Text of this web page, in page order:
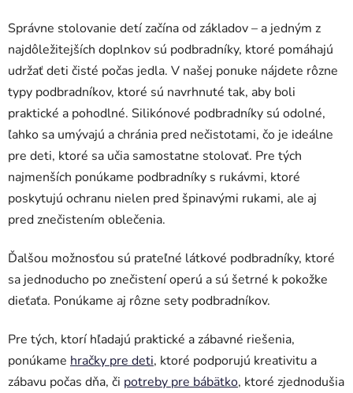
l
á
d
a
c
i
e
p
r
v
k
ý
p
i
s
Správne stolovanie detí začína od základov – a jedným z
najdôležitejších doplnkov sú podbradníky, ktoré pomáhajú
udržať deti čisté počas jedla. V našej ponuke nájdete rôzne
typy podbradníkov, ktoré sú navrhnuté tak, aby boli
praktické a pohodlné. Silikónové podbradníky sú odolné,
ľahko sa umývajú a chránia pred nečistotami, čo je ideálne
pre deti, ktoré sa učia samostatne stolovať. Pre tých
najmenších ponúkame podbradníky s rukávmi, ktoré
poskytujú ochranu nielen pred špinavými rukami, ale aj
pred znečistením oblečenia.
Ďalšou možnosťou sú prateľné látkové podbradníky, ktoré
sa jednoducho po znečistení operú a sú šetrné k pokožke
dieťaťa. Ponúkame aj rôzne sety podbradníkov.
Pre tých, ktorí hľadajú praktické a zábavné riešenia,
ponúkame hračky pre deti, ktoré podporujú kreativitu a
zábavu počas dňa, či potreby pre bábätko, ktoré zjednodušia